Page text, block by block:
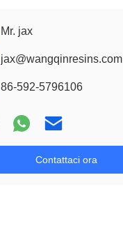
Mr. jax
jax@wangqinresins.com
86-592-5796106
Contattaci ora